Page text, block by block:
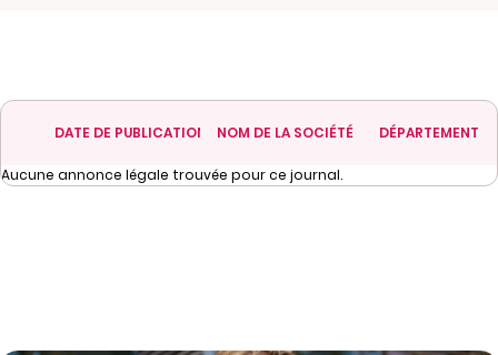
DATE DE PUBLICATION NOM DE LA SOCIÉTÉ DÉPARTEMENT
Aucune annonce légale trouvée pour ce journal.